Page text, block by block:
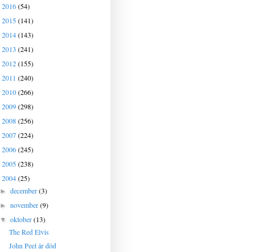
2016(54)
2015(141)
2014(143)
2013 (241)
2012(155)
2011 (240)
2010(266)
2009(298)
2008(256)
2007(224)
2006(245)
2005(238)
2004(25)
►december(3)
►november(9)
▼oktober(13)
The Red Elvis
John Peel är död